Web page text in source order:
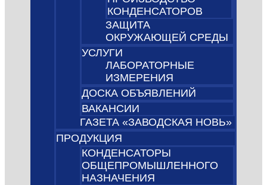
КОНДЕНСАТОРОВ
ЗАЩИТА
ОКРУЖАЮЩЕЙ СРЕДЫ
УСЛУГИ
ЛАБОРАТОРНЫЕ
ИЗМЕРЕНИЯ
ДОСКА ОБЪЯВЛЕНИЙ
ВАКАНСИИ
ГАЗЕТА «ЗАВОДСКАЯ НОВЬ»
ПРОДУКЦИЯ
КОНДЕНСАТОРЫ
ОБЩЕПРОМЫШЛЕННОГО
НАЗНАЧЕНИЯ